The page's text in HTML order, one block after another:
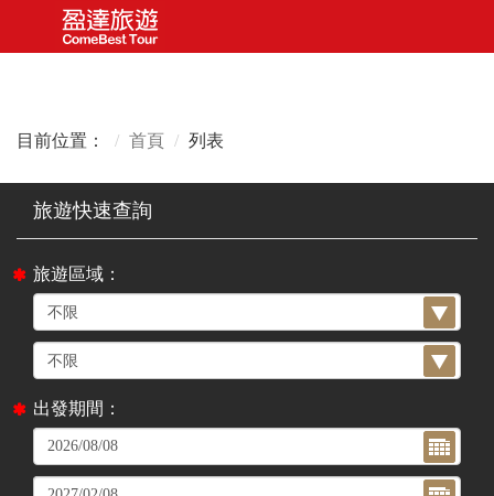
目前位置： 首頁 列表
旅遊區域：
出發期間：